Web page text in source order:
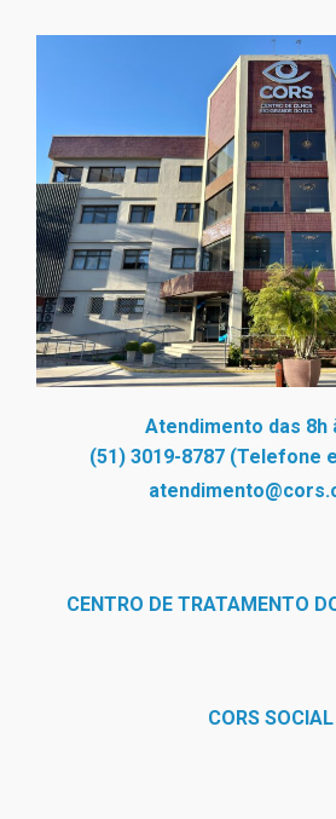
Atendimento das 8h
(51) 3019-8787 (Telefone
CENTRO DE TRATAMENTO
CORS SOCIAL